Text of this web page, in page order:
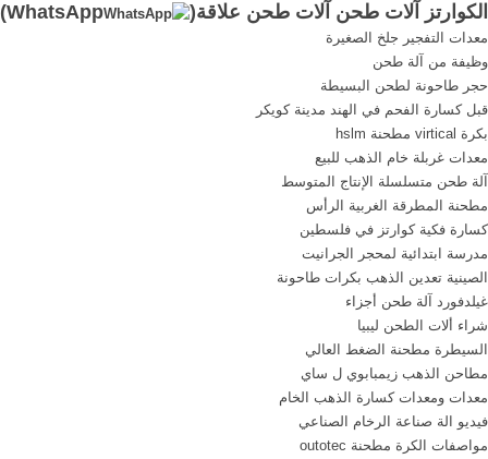
طحن التوابل 10120 شبكة
Commercial Espresso
Machines - Barista training
Limini Coffee supplies
speciality coffee, barista
training and commercial
Training overview & prices
How to start a coffee shop -
one day How to start a for
delicious coffees, barista
training or an espresso ...
الكوارتز آلات طحن آلات طحن علاقة( WhatsApp
)
معدات التفجير جلخ الصغيرة
وظيفة من آلة طحن
حجر طاحونة لطحن البسيطة
قبل كسارة الفحم في الهند مدينة كويكر
بكرة virtical مطحنة hslm
معدات غربلة خام الذهب للبيع
آلة طحن متسلسلة الإنتاج المتوسط
مطحنة المطرقة الغربية الرأس
كسارة فكية كوارتز في فلسطين
مدرسة ابتدائية لمحجر الجرانيت
الصينية تعدين الذهب بكرات طاحونة
غيلدفورد آلة طحن أجزاء
شراء ألات الطحن ليبيا
السيطرة مطحنة الضغط العالي
مطاحن الذهب زيمبابوي ل ساي
معدات ومعدات كسارة الذهب الخام
فيديو الة صناعة الرخام الصناعي
مواصفات الكرة مطحنة outotec